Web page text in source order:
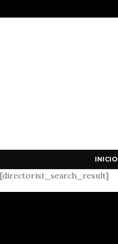
INICIO
[directorist_search_result]